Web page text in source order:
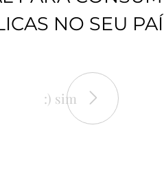
NO SEU
:) sim